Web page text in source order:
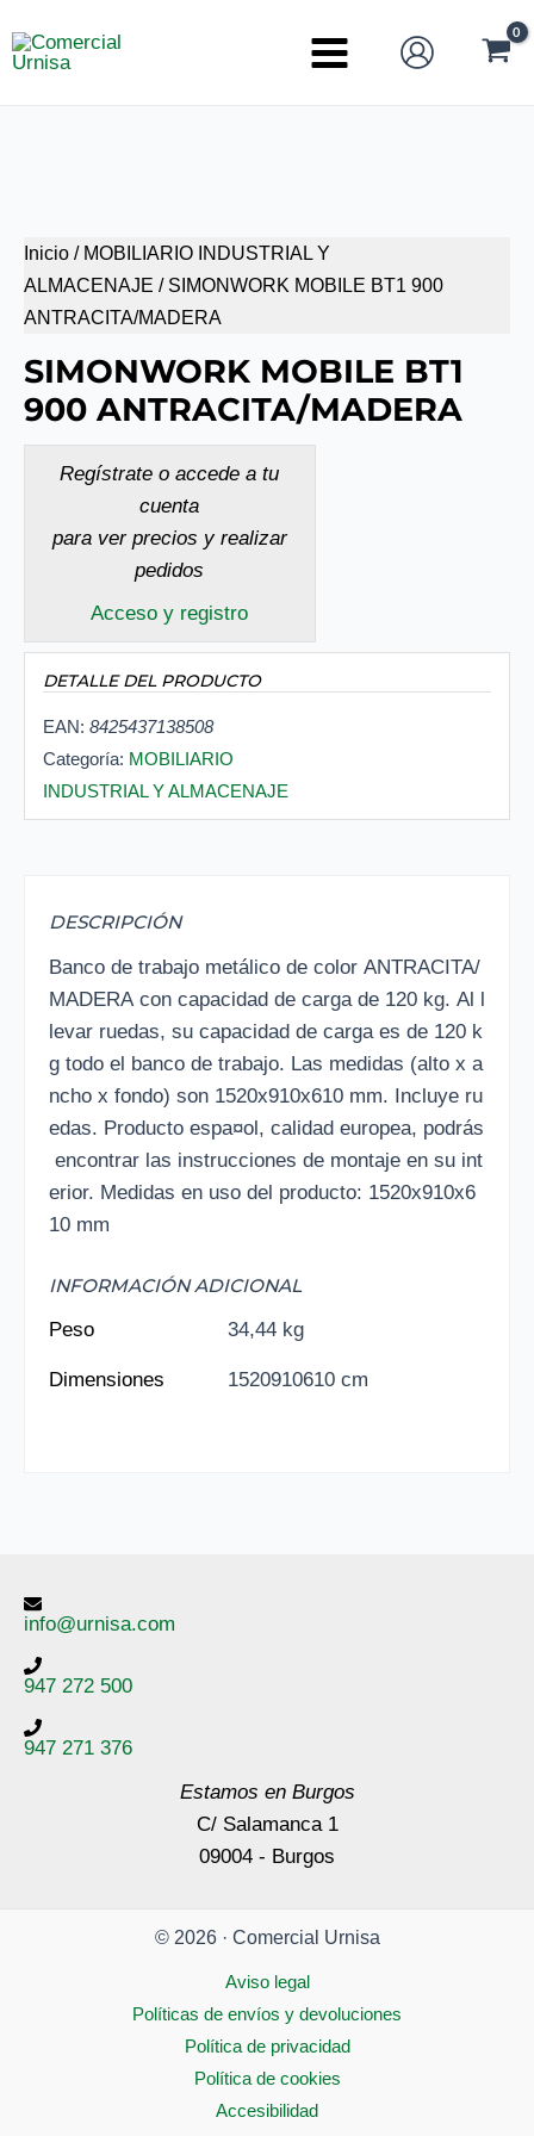
al
Main
Inicio / MOBILIARIO INDUSTRIAL Y
ALMACENAJE / SIMONWORK MOBILE BT1 900
ANTRACITA/MADERA
SIMONWORK MOBILE BT1
900 ANTRACITA/MADERA
Regístrate o accede a tu
cuenta
para ver precios y realizar
pedidos
Acceso y registro
DETALLE DEL PRODUCTO
EAN: 8425437138508
Categoría: MOBILIARIO
INDUSTRIAL Y ALMACENAJE
DESCRIPCIÓN
Banco de trabajo metálico de color ANTRACITA/
MADERA con capacidad de carga de 120 kg. Al l
levar ruedas, su capacidad de carga es de 120 k
g todo el banco de trabajo. Las medidas (alto x a
ncho x fondo) son 1520x910x610 mm. Incluye ru
edas. Producto espa¤ol, calidad europea, podrás
encontrar las instrucciones de montaje en su int
erior. Medidas en uso del producto: 1520x910x6
10 mm
INFORMACIÓN ADICIONAL
Peso
34,44 kg
Dimensiones 1520910610 cm
info@urnisa.com
947 272 500
947 271 376
Estamos en Burgos
C/ Salamanca 1
09004 - Burgos
© 2026 · Comercial Urnisa
Aviso legal
Políticas de envíos y devoluciones
Política de privacidad
Política de cookies
Accesibilidad